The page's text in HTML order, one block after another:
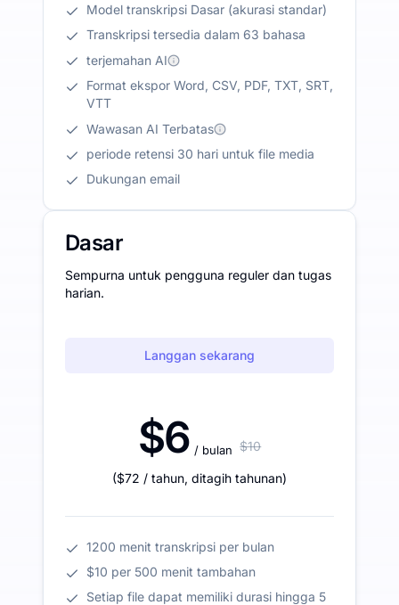
Model transkripsi Dasar (akurasi standar)
Transkripsi tersedia dalam 63 bahasa
terjemahan AI
Format ekspor Word, CSV, PDF, TXT, SRT,
VTT
Wawasan AI Terbatas
periode retensi 30 hari untuk file media
Dukungan email
Dasar
Sempurna untuk pengguna reguler dan tugas
harian.
Langgan sekarang
$6 / bulan $10
($72 / tahun, ditagih tahunan)
1200 menit transkripsi per bulan
$10 per 500 menit tambahan
Setiap file dapat memiliki durasi hingga 5